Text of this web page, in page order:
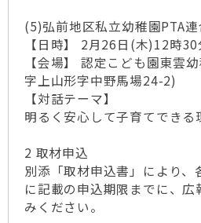
(5)弘前地区私立幼稚園PTA連
【日時】 2月26日(木)12時
【会場】 認定こども園東雲
字上山形字中野馬場24-2)
【対話テーマ】
明るく安心して子育てできる
2 取材申込
別添「取材申込書」により、
に記載の申込期限までに、
みください。